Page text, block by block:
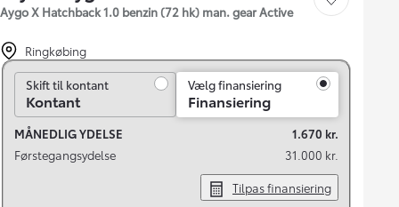
Aygo X Hatchback 1.0 benzin (72 hk) man. gear Active
Gem bil
Ringkøbing
Skift til kontant
Skift til kontant
Kontant
Vælg finansiering
Finansiering
MÅNEDLIG YDELSE
1.670 kr.
Førstegangsydelse
31.000 kr.
Tilpas finansiering